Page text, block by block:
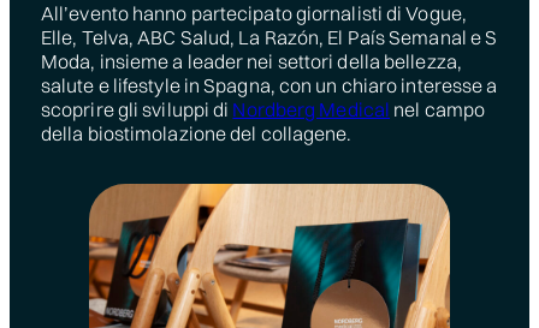
All’evento hanno partecipato giornalisti di Vogue,
Elle, Telva, ABC Salud, La Razón, El País Semanal e S
Moda, insieme a leader nei settori della bellezza,
salute e lifestyle in Spagna, con un chiaro interesse a
scoprire gli sviluppi di Nordberg Medical nel campo
della biostimolazione del collagene.